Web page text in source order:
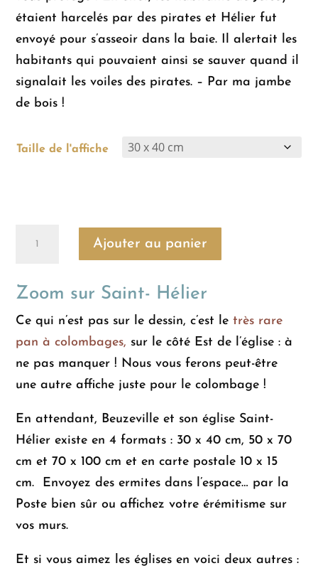
étaient harcelés par des pirates et Hélier fut
envoyé pour s’asseoir dans la baie. Il alertait les
habitants qui pouvaient ainsi se sauver quand il
signalait les voiles des pirates. – Par ma jambe
de bois !
Taille de l'affiche
-
L'Église
Saint-
Hélier
Ajouter au panier
Zoom sur Saint- Hélier
Ce qui n’est pas sur le dessin, c’est letrès rare
pan à colombages, sur le côté Est de l’église : à
ne pas manquer ! Nous vous ferons peut-être
une autre affiche juste pour le colombage !
En attendant, Beuzeville et son église Saint-
Hélier existe en 4 formats : 30 x 40 cm, 50 x 70
cm et 70 x 100 cm et en carte postale 10 x 15
cm. Envoyez des ermites dans l’espace… par la
Poste bien sûr ou affichez votre érémitisme sur
vos murs.
Et si vous aimez les églises en voici deux autres :